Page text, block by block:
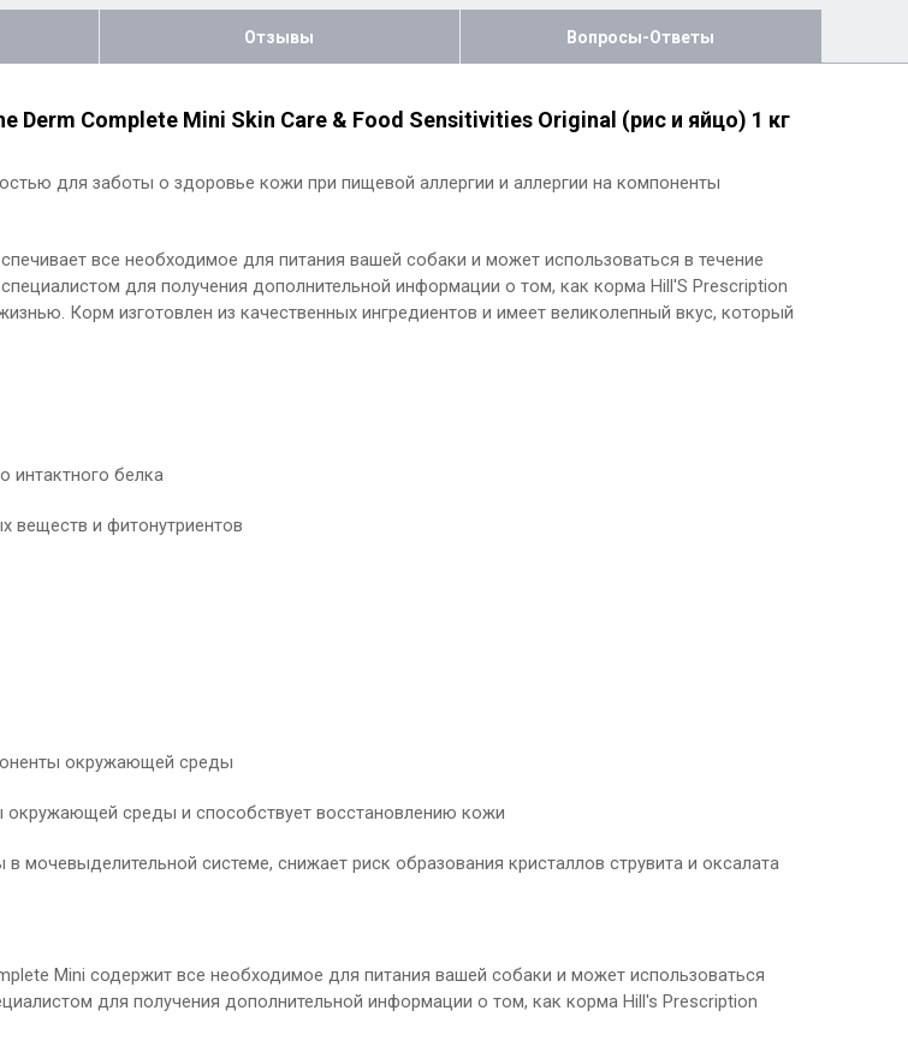
Отзывы Вопросы-Ответы
Complete Mini Skin Care & Food Sensitivities Original (рис и яйцо) 1 кг
для заботы о здоровье кожи при пищевой аллергии и аллергии на компоненты
все необходимое для питания вашей собаки и может использоваться в течение
для получения дополнительной информации о том, как корма Hill'S Prescription
Корм изготовлен из качественных ингредиентов и имеет великолепный вкус, который
интактного белка
веществ и фитонутриентов
окружающей среды
окружающей среды и способствует восстановлению кожи
мочевыделительной системе, снижает риск образования кристаллов струвита и оксалата
Mini содержит все необходимое для питания вашей собаки и может использоваться
для получения дополнительной информации о том, как корма Hill's Prescription